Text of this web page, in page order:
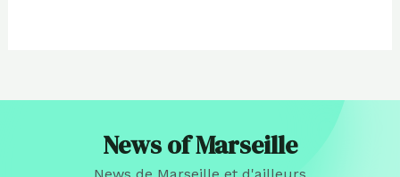
News of Marseille
News de Marseille et d'ailleurs